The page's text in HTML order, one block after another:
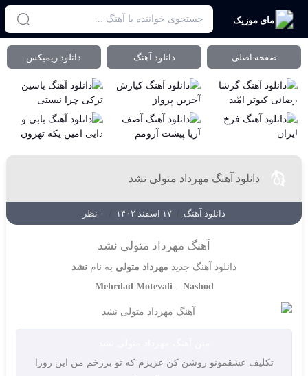
مای موزیک
صفحه اصلی دانلود آهنگ دانلود ریمیکس
دانلود آهنگ مهرداد متولی نشد
دانلود آهنگ / ۱۷ اسفند ۱۴۰۲ / ۰ نظر
آهنگ مهرداد متولی نشد
دانلود آهنگ جدید مهرداد متولی به نام نشد
Mehrdad Motevali – Nashod
تکلیف عشقمونو روشن کن عزیزم که تو برزخم من این روزا